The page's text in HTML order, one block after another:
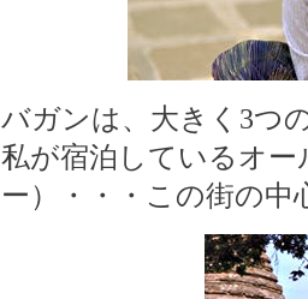
バガンは、大きく3つ
私が宿泊しているオ
ー）・・・この街の中